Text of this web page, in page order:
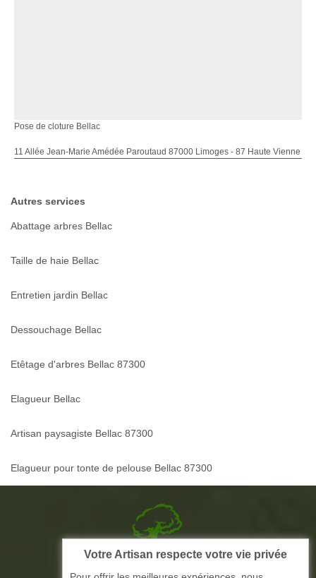
Pose de cloture Bellac
11 Allée Jean-Marie Amédée Paroutaud 87000 Limoges - 87 Haute Vienne
Autres services
Abattage arbres Bellac
Taille de haie Bellac
Entretien jardin Bellac
Dessouchage Bellac
Etêtage d'arbres Bellac 87300
Elagueur Bellac
Artisan paysagiste Bellac 87300
Elagueur pour tonte de pelouse Bellac 87300
Votre Artisan respecte votre vie privée